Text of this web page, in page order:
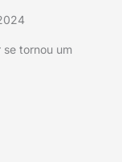
tornou um